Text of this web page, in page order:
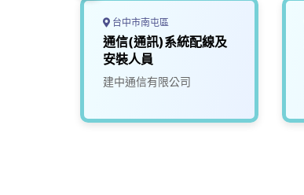
台中市南屯區
通信(通訊)系統配線及
安裝人員
建中通信有限公司